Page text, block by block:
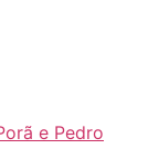
e Pedro